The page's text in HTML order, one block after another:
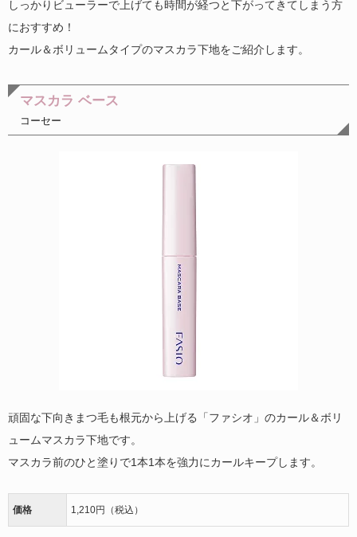
しっかりビューラーで上げても時間が経つと下がってきてしまう方
におすすめ！
カール＆ボリュームタイプのマスカラ下地をご紹介します。
マスカラ ベース
コーセー
頑固な下向きまつ毛も根元から上げる「ファシオ」のカール＆ボリ
ュームマスカラ下地です。
マスカラ前のひと塗りで1本1本を強力にカールキープします。
価格 1,210円（税込）